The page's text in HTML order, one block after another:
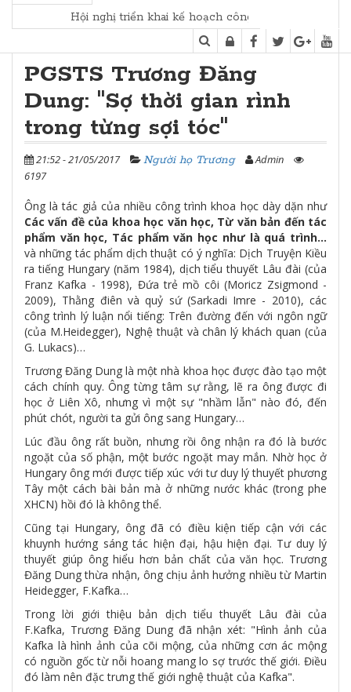
Hội nghị triển khai kế hoạch công tác kết nối các Tộc họ
PGSTS Trương Đăng
Dung: "Sợ thời gian rình
trong từng sợi tóc"
21:52 - 21/05/2017 Người họ Trương
Admin
6197
Ông là tác giả của nhiều công trình khoa học dày dặn như
Các vấn đề của khoa học văn học, Từ văn bản đến tác
phẩm văn học, Tác phẩm văn học như là quá trình…
và những tác phẩm dịch thuật có ý nghĩa: Dịch Truyện Kiều
ra tiếng Hungary (năm 1984), dịch tiểu thuyết Lâu đài (của
Franz Kafka - 1998), Đứa trẻ mồ côi (Moricz Zsigmond -
2009), Thằng điên và quỷ sứ (Sarkadi Imre - 2010), các
công trình lý luận nổi tiếng: Trên đường đến với ngôn ngữ
(của M.Heidegger), Nghệ thuật và chân lý khách quan (của
G. Lukacs)…
Trương Đăng Dung là một nhà khoa học được đào tạo một
cách chính quy. Ông từng tâm sự rằng, lẽ ra ông được đi
học ở Liên Xô, nhưng vì một sự "nhầm lẫn" nào đó, đến
phút chót, người ta gửi ông sang Hungary…
Lúc đầu ông rất buồn, nhưng rồi ông nhận ra đó là bước
ngoặt của số phận, một bước ngoặt may mắn. Nhờ học ở
Hungary ông mới được tiếp xúc với tư duy lý thuyết phương
Tây một cách bài bản mà ở những nước khác (trong phe
XHCN) hồi đó là không thể.
Cũng tại Hungary, ông đã có điều kiện tiếp cận với các
khuynh hướng sáng tác hiện đại, hậu hiện đại. Tư duy lý
thuyết giúp ông hiểu hơn bản chất của văn học. Trương
Đăng Dung thừa nhận, ông chịu ảnh hưởng nhiều từ Martin
Heidegger, F.Kafka…
Trong lời giới thiệu bản dịch tiểu thuyết Lâu đài của
F.Kafka, Trương Đăng Dung đã nhận xét: "Hình ảnh của
Kafka là hình ảnh của cõi mộng, của những cơn ác mộng
có nguồn gốc từ nỗi hoang mang lo sợ trước thế giới. Điều
đó làm nên đặc trưng thế giới nghệ thuật của Kafka".